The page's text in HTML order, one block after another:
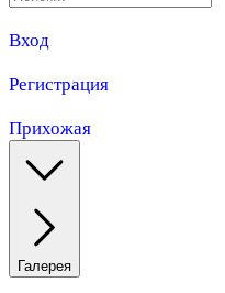
Вход
Регистрация
Прихожая
Галерея